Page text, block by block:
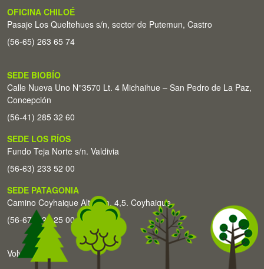
OFICINA CHILOÉ
Pasaje Los Queltehues s/n, sector de Putemun, Castro
(56-65) 263 65 74
SEDE BIOBÍO
Calle Nueva Uno N°3570 Lt. 4 Michaihue – San Pedro de La Paz,
Concepción
(56-41) 285 32 60
SEDE LOS RÍOS
Fundo Teja Norte s/n. Valdivia
(56-63) 233 52 00
SEDE PATAGONIA
Camino Coyhaique Alto Km. 4,5. Coyhaique
(56-67) 226 25 00
Volver arriba